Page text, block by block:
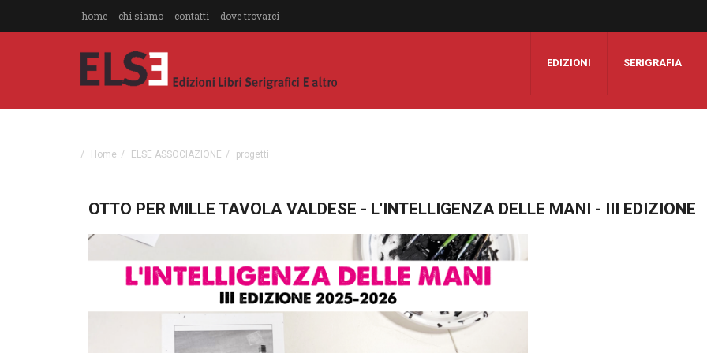
home chi siamo contatti dove trovarci
EDIZIONI SERIGRAFIA
Home ELSE ASSOCIAZIONE progetti
OTTO PER MILLE TAVOLA VALDESE - L'INTELLIGENZA DELLE MANI - III EDIZIONE